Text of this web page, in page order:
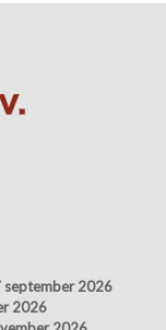
september 2026
2026